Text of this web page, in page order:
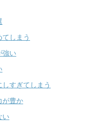
しまう
強い
すぎてしまう
が豊か
い